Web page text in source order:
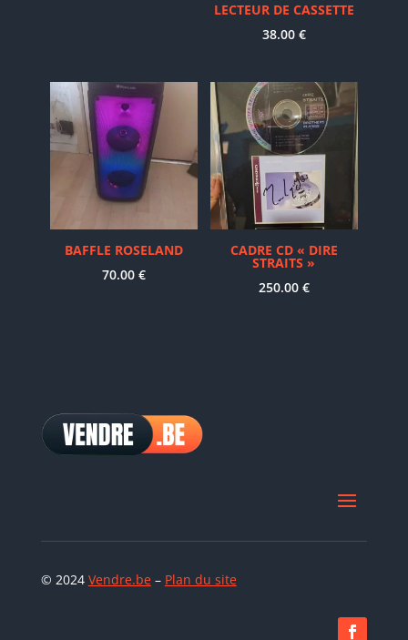
LECTEUR DE CASSETTE
38.00 €
BAFFLE ROSELAND
70.00 €
CADRE CD « DIRE
STRAITS »
250.00 €
© 2024 Vendre.be– Plan du site